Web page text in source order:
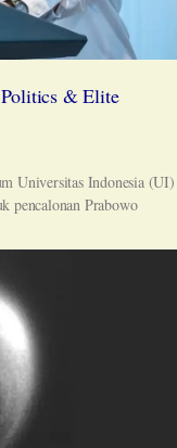
Politics & Elite
Universitas Indonesia (UI)
pencalonan Prabowo